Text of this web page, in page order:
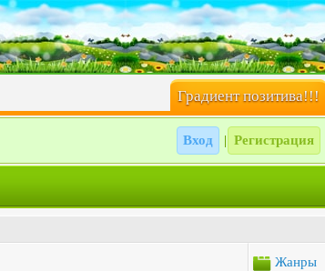
Градиент позитива!!!
Вход Регистрация
Жанры